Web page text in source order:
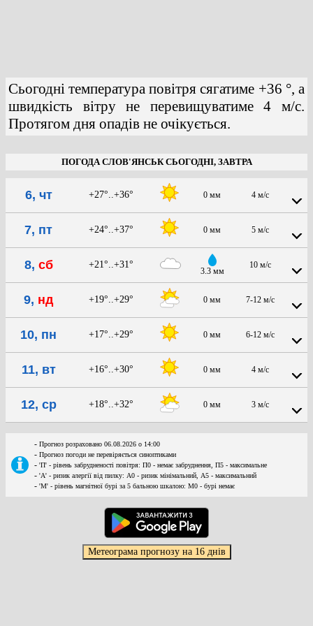
Сьогодні температура повітря сягатиме +36 °, а
швидкість вітру не перевищуватиме 4 м/с.
Протягом дня опадів не очікується.
ПОГОДА СЛОВ'ЯНСЬК СЬОГОДНІ, ЗАВТРА
6, чт +27°..+36° 0 мм 4 м/с
7, пт +24°..+37° 0 мм 5 м/с
8, сб +21°..+31°
3.3 мм
10 м/с
9, нд +19°..+29° 0 мм 7-12 м/с
10, пн +17°..+29° 0 мм 6-12 м/с
11, вт +16°..+30° 0 мм 4 м/с
12, ср +18°..+32° 0 мм 3 м/с
- Прогноз розраховано 06.08.2026 о 14:00
- Прогноз погоди не перевіряється синоптиками
- 'П' - рівень забрудненості повітря: П0 - немає забруднення, П5 - максимальне
- 'А' - ризик алергії від пилку: А0 - ризик мінімальний, А5 - максимальний
- 'М' - рівень магнітної бурі за 5 бальною шкалою: M0 - бурі немає